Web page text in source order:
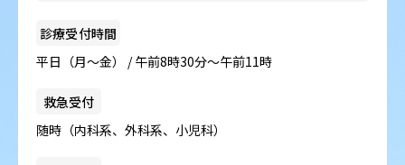
診療受付時間
平日（月～金） / 午前8時30分～午前11時
救急受付
随時（内科系、外科系、小児科）